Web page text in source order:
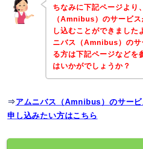
ちなみに下記ページより
（Amnibus）のサービ
し込むことができました
ニバス（Amnibus）のサ
る方は下記ページなどを
はいかがでしょうか？
⇒アムニバス（Amnibus）のサー
申し込みたい方はこちら